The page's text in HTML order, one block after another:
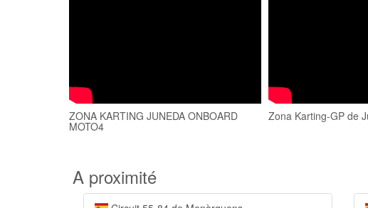
ZONA KARTING JUNEDA ONBOARD
MOTO4
Zona Karting-GP de
A proximité